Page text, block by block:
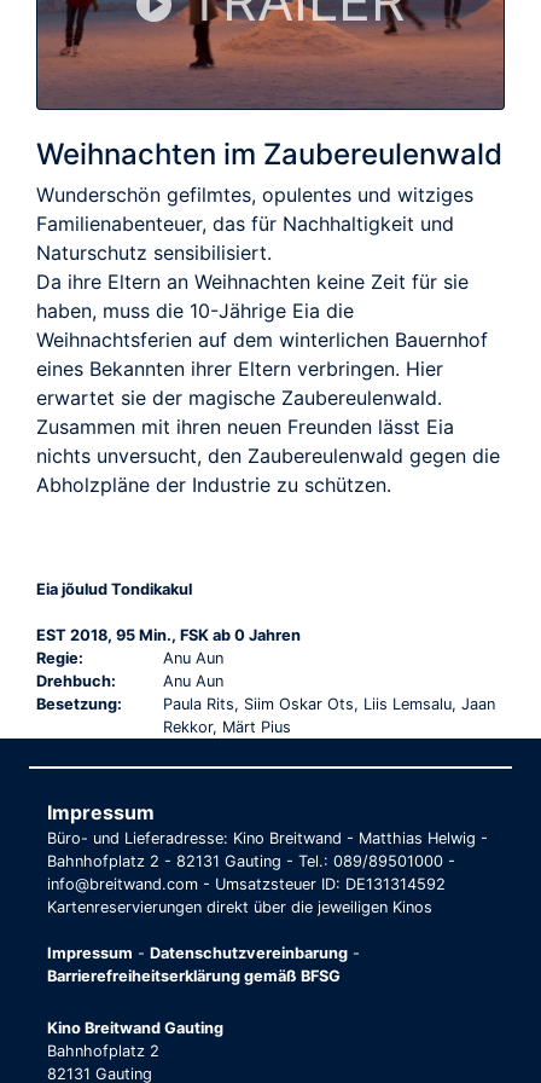
Weihnachten im Zaubereulenwald
Wunderschön gefilmtes, opulentes und witziges
Familienabenteuer, das für Nachhaltigkeit und
Naturschutz sensibilisiert.
Da ihre Eltern an Weihnachten keine Zeit für sie
haben, muss die 10-Jährige Eia die
Weihnachtsferien auf dem winterlichen Bauernhof
eines Bekannten ihrer Eltern verbringen. Hier
erwartet sie der magische Zaubereulenwald.
Zusammen mit ihren neuen Freunden lässt Eia
nichts unversucht, den Zaubereulenwald gegen die
Abholzpläne der Industrie zu schützen.
Eia jõulud Tondikakul
EST 2018, 95 Min., FSK ab 0 Jahren
Regie:
Anu Aun
Drehbuch:
Anu Aun
Besetzung:
Paula Rits, Siim Oskar Ots, Liis Lemsalu, Jaan
Rekkor, Märt Pius
Impressum
Büro- und Lieferadresse: Kino Breitwand - Matthias Helwig -
Bahnhofplatz 2 - 82131 Gauting - Tel.: 089/89501000 -
info@breitwand.com - Umsatzsteuer ID: DE131314592
Kartenreservierungen direkt über die jeweiligen Kinos
Impressum - Datenschutzvereinbarung -
Barrierefreiheitserklärung gemäß BFSG
Kino Breitwand Gauting
Bahnhofplatz 2
82131 Gauting